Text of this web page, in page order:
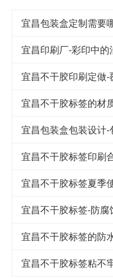
宜昌包装盒定制需要
宜昌印刷厂-彩印中的
宜昌不干胶印刷定做-
宜昌不干胶标签的材
宜昌包装盒包装设计
宜昌不干胶标签印刷
宜昌不干胶标签夏季
宜昌不干胶标签-防腐
宜昌不干胶标签的防
宜昌不干胶标签粘不